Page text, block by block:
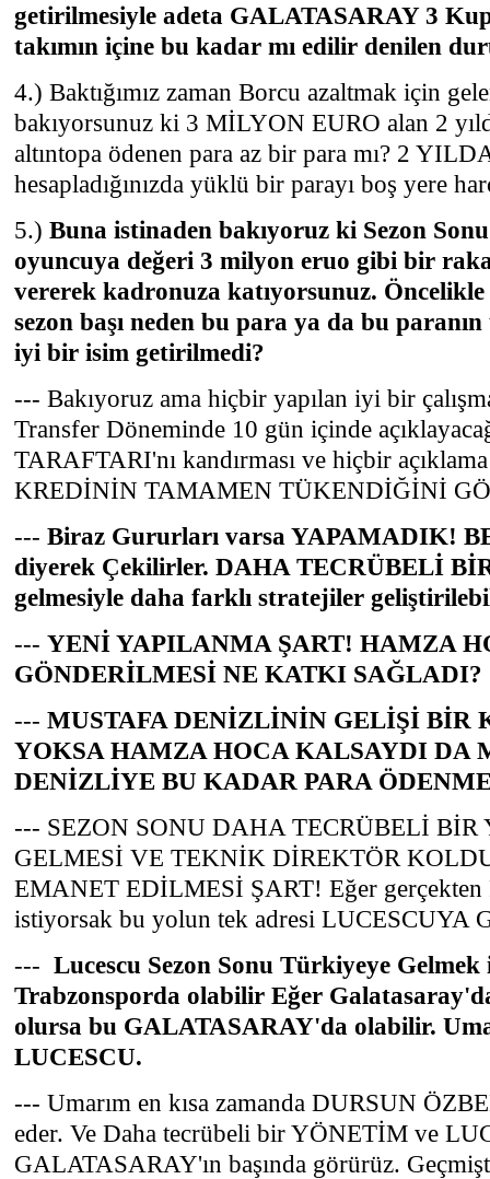
getirilmesiyle adeta GALATASARAY 3
takımın içine bu kadar mı edilir denilen
4.) Baktığımız zaman Borcu azaltmak için
bakıyorsunuz ki 3 MİLYON EURO alan 2
altıntopa ödenen para az bir para mı? 2
hesapladığınızda yüklü bir parayı boş yere
5.) Buna istinaden bakıyoruz ki Sezon
oyuncuya değeri 3 milyon eruo gibi bir
vererek kadronuza katıyorsunuz.
sezon başı neden bu para ya da bu
iyi bir isim getirilmedi?
--- Bakıyoruz ama hiçbir yapılan iyi bir
Transfer Döneminde 10 gün içinde
TARAFTARI'nı kandırması ve hiçbir açıklama
KREDİNİN TAMAMEN TÜKENDİĞİNİ
--- Biraz Gururları varsa YAPAMADIK!
diyerek Çekilirler. DAHA TECRÜBELİ
gelmesiyle daha farklı stratejiler
--- YENİ YAPILANMA ŞART! HAMZA
GÖNDERİLMESİ NE KATKI SAĞLADI?
--- MUSTAFA DENİZLİNİN GELİŞİ BİR
YOKSA HAMZA HOCA KALSAYDI DA
DENİZLİYE BU KADAR PARA
--- SEZON SONU DAHA TECRÜBELİ
GELMESİ VE TEKNİK DİREKTÖR
EMANET EDİLMESİ ŞART! Eğer gerçekten
istiyorsak bu yolun tek adresi LUCESCUYA
--- Lucescu Sezon Sonu Türkiyeye Gelmek
Trabzonsporda olabilir Eğer
olursa bu GALATASARAY'da olabilir.
LUCESCU.
--- Umarım en kısa zamanda DURSUN
eder. Ve Daha tecrübeli bir YÖNETİM ve
GALATASARAY'ın başında görürüz.